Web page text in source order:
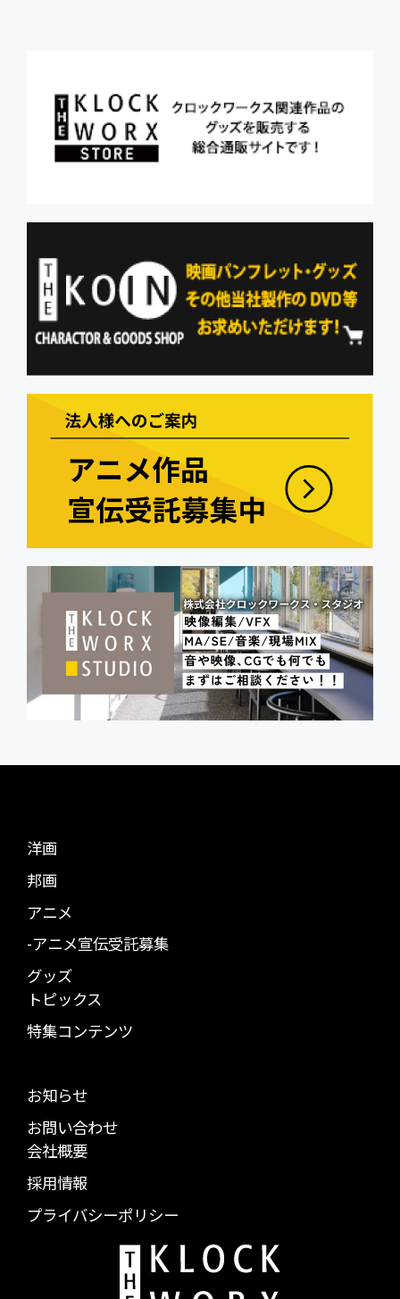
洋画
邦画
アニメ
-アニメ宣伝受託募集
グッズ
トピックス
特集コンテンツ
お知らせ
お問い合わせ
会社概要
採用情報
プライバシーポリシー